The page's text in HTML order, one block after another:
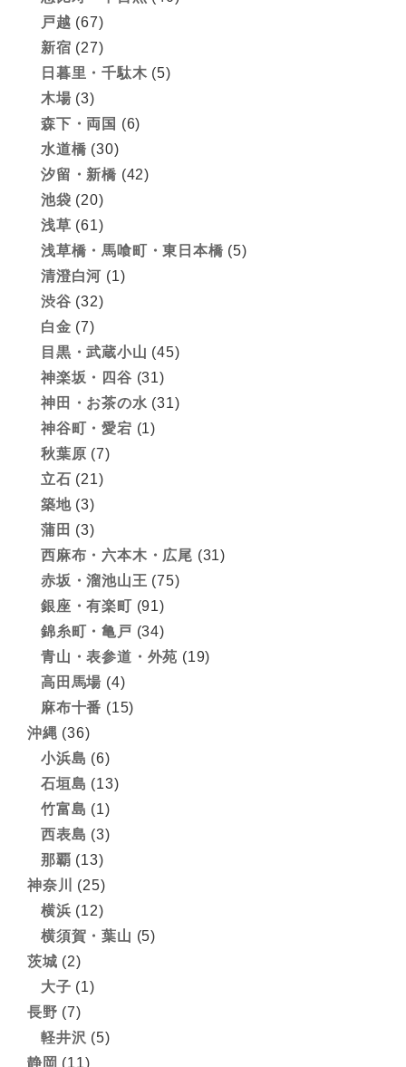
戸越 (67)
新宿 (27)
日暮里・千駄木 (5)
木場 (3)
森下・両国 (6)
水道橋 (30)
汐留・新橋 (42)
池袋 (20)
浅草 (61)
浅草橋・馬喰町・東日本橋 (5)
清澄白河 (1)
渋谷 (32)
白金 (7)
目黒・武蔵小山 (45)
神楽坂・四谷 (31)
神田・お茶の水 (31)
神谷町・愛宕 (1)
秋葉原 (7)
立石 (21)
築地(3)
蒲田 (3)
西麻布・六本木・広尾 (31)
赤坂・溜池山王 (75)
銀座・有楽町 (91)
錦糸町・亀戸 (34)
青山・表参道・外苑 (19)
高田馬場 (4)
麻布十番 (15)
沖縄 (36)
小浜島 (6)
石垣島 (13)
竹富島 (1)
西表島 (3)
那覇 (13)
神奈川
(25)
横浜 (12)
横須賀・葉山 (5)
茨城 (2)
大子 (1)
長野 (7)
軽井沢 (5)
静岡 (11)